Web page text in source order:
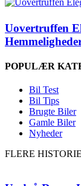
Uovertruffen
POPULÆR
Bil Test
Bil Tips
Brugte Biler
Gamle Biler
Nyheder
FLERE